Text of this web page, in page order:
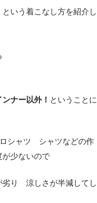
いう着こなし方を紹介し
ナー以外！ ということに
シャツ シャツなどの作
少ないので
劣り 涼しさが半減してし